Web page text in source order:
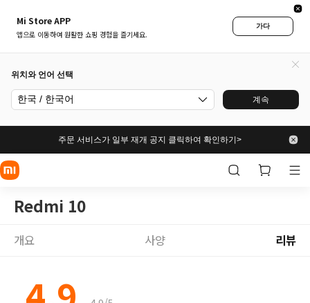
Mi Store APP
앱으로 이동하여 원활한 쇼핑 경험을 즐기세요.
가다
위치와 언어 선택
한국 / 한국어 계속
주문 서비스가 일부 재개 공지 클릭하여 확인하기>
Redmi 10
개요 사양 리뷰